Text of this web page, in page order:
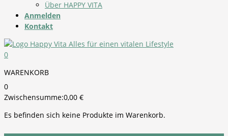
Über HAPPY VITA
Anmelden
Kontakt
0
WARENKORB
0
Zwischensumme:0,00 €
Es befinden sich keine Produkte im Warenkorb.